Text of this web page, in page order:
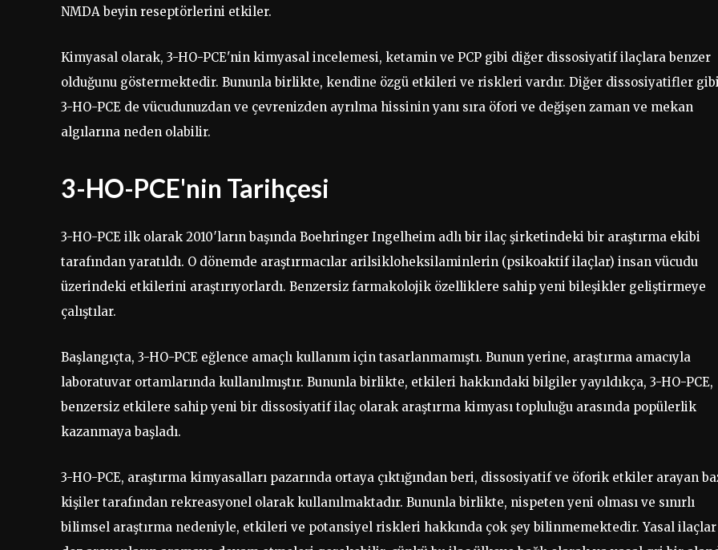
NMDA beyin reseptörlerini etkiler.
Kimyasal olarak, 3-HO-PCE'nin kimyasal incelemesi, ketamin ve PCP gibi diğer dissosiyatif ilaçlara benzer
olduğunu göstermektedir. Bununla birlikte, kendine özgü etkileri ve riskleri vardır. Diğer dissosiyatifler
3-HO-PCE de vücudunuzdan ve çevrenizden ayrılma hissinin yanı sıra öfori ve değişen zaman ve mekan
algılarına neden olabilir.
3-HO-PCE'nin Tarihçesi
3-HO-PCE ilk olarak 2010′ların başında Boehringer Ingelheim adlı bir ilaç şirketindeki bir araştırma ekibi
tarafından yaratıldı. O dönemde araştırmacılar arilsikloheksilaminlerin (psikoaktif ilaçlar) insan vücudu
üzerindeki etkilerini araştırıyorlardı. Benzersiz farmakolojik özelliklere sahip yeni bileşikler geliştirmeye
çalıştılar.
Başlangıçta, 3-HO-PCE eğlence amaçlı kullanım için tasarlanmamıştı. Bunun yerine, araştırma amacıyla
laboratuvar ortamlarında kullanılmıştır. Bununla birlikte, etkileri hakkındaki bilgiler yayıldıkça, 3-HO-PCE,
benzersiz etkilere sahip yeni bir dissosiyatif ilaç olarak araştırma kimyası topluluğu arasında popülerlik
kazanmaya başladı.
3-HO-PCE, araştırma kimyasalları pazarında ortaya çıktığından beri, dissosiyatif ve öforik etkiler arayan
kişiler tarafından rekreasyonel olarak kullanılmaktadır. Bununla birlikte, nispeten yeni olması ve sınırlı
bilimsel araştırma nedeniyle, etkileri ve potansiyel riskleri hakkında çok şey bilinmemektedir. Yasal ilaçlar